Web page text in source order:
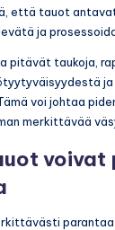
että tauot
ja
pitävät taukoja,
ja
voi johtaa
merkittävää
voivat
parantaa